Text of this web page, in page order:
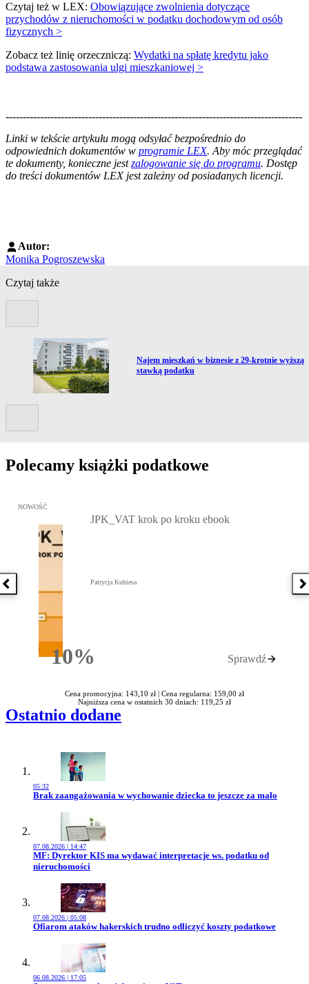
Czytaj też w LEX: Obowiązujące zwolnienia dotyczące
przychodów z nieruchomości w podatku dochodowym od osób
fizycznych >
Zobacz też linię orzeczniczą: Wydatki na spłatę kredytu jako
podstawa zastosowania ulgi mieszkaniowej >
--------------------------------------------------------------------------------------
Linki w tekście artykułu mogą odsyłać bezpośrednio do
odpowiednich dokumentów w programie LEX. Aby móc przeglądać
te dokumenty, konieczne jestzalogowanie się do programu. Dostęp
do treści dokumentów LEX jest zależny od posiadanych licencji.
Autor:
Monika Pogroszewska
Czytaj także
Przejdź do artykułu:
Najem mieszkań w biznesie z 29-krotnie wyższą
stawką podatku
Polecamy książki podatkowe
Poprzednia książka
Przejdź do: JPK_VAT krok po kroku ebook, Patrycja Kubiesa -
NOWOŚĆ
10%Rabatu
JPK_VAT krok po kroku ebook
Patrycja Kubiesa
Sprawdź
Cena promocyjna: 143,10 zł | Cena regularna: 159,00 zł
Najniższa cena w ostatnich 30 dniach: 119,25 zł
Ostatnio dodane
05:32
Przejdź do artykułu:
Brak zaangażowania w wychowanie dziecka to jeszcze za mało
07.08.2026 | 14:47
Przejdź do artykułu:
MF: Dyrektor KIS ma wydawać interpretacje ws. podatku od
nieruchomości
07.08.2026 | 05:08
Przejdź do artykułu:
Ofiarom ataków hakerskich trudno odliczyć koszty podatkowe
06.08.2026 | 17:05